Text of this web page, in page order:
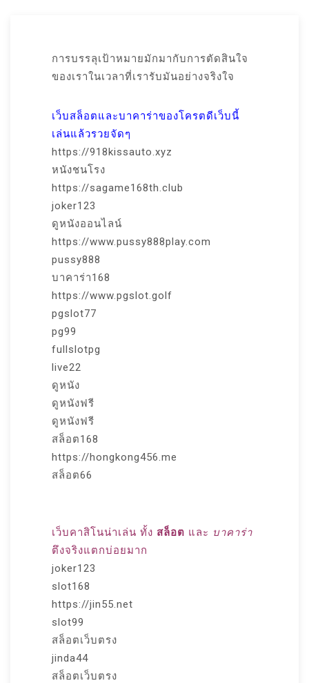
การบรรลุเป้าหมายมักมากับการตัดสินใจ
ของเราในเวลาที่เรารับมันอย่างจริงใจ
เว็บสล็อตและบาคาร่าของโครตดีเว็บนี้
เล่นแล้วรวยจัดๆ
https://918kissauto.xyz
หนังชนโรง
https://sagame168th.club
joker123
ดูหนังออนไลน์
https://www.pussy888play.com
pussy888
บาคาร่า168
https://www.pgslot.golf
pgslot77
pg99
fullslotpg
live22
ดูหนัง
ดูหนังฟรี
ดูหนังฟรี
สล็อต168
https://hongkong456.me
สล็อต66
เว็บคาสิโนน่าเล่น ทั้ง สล็อต และ บาคาร่า
ตึงจริงแตกบ่อยมาก
joker123
slot168
https://jin55.net
slot99
สล็อตเว็บตรง
jinda44
สล็อตเว็บตรง